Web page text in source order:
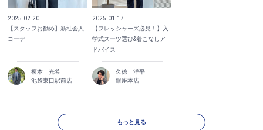
2025.02.20
【スタッフお勧め】新社会人
コーデ
榎本 光希
池袋東口駅前店
2025.01.17
【フレッシャーズ必見！】入
学式スーツ選び&着こなしア
ドバイス
久徳 洋平
銀座本店
もっと見る